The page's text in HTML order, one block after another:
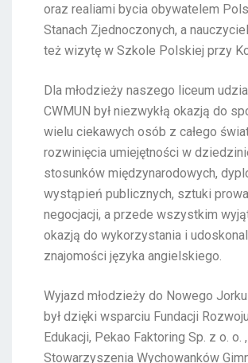
oraz realiami bycia obywatelem
Stanach Zjednoczonych, a
też wizytę w Szkole Polskiej przy
Dla młodzieży naszego liceum
CWMUN był niezwykłą okazją do
wielu ciekawych osób z całego
rozwinięcia umiejętności w
stosunków międzynarodowych,
wystąpień publicznych, sztuki
negocjacji, a przede wszystkim
okazją do wykorzystania i
znajomości języka angielskiego.
Wyjazd młodzieży do Nowego
był dzięki wsparciu Fundacji
Edukacji, Pekao Faktoring Sp. z o. o.
Stowarzyszenia Wychowanków